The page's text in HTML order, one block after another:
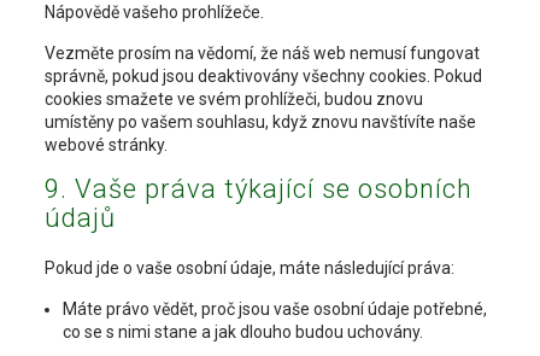
Nápovědě vašeho prohlížeče.
Vezměte prosím na vědomí, že náš web nemusí fungovat
správně, pokud jsou deaktivovány všechny cookies. Pokud
cookies smažete ve svém prohlížeči, budou znovu
umístěny po vašem souhlasu, když znovu navštívíte naše
webové stránky.
9. Vaše práva týkající se osobních
údajů
Pokud jde o vaše osobní údaje, máte následující práva:
Máte právo vědět, proč jsou vaše osobní údaje potřebné,
co se s nimi stane a jak dlouho budou uchovány.